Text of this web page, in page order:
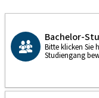
Bachelor-
Bitte klicken Sie
Studiengang